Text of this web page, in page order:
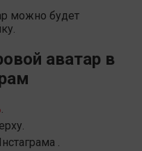
можно будет
аватар в
.